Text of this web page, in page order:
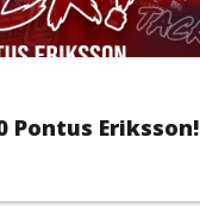
Eriksson!